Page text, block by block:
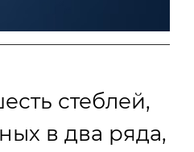
стеблей,
в два ряда,